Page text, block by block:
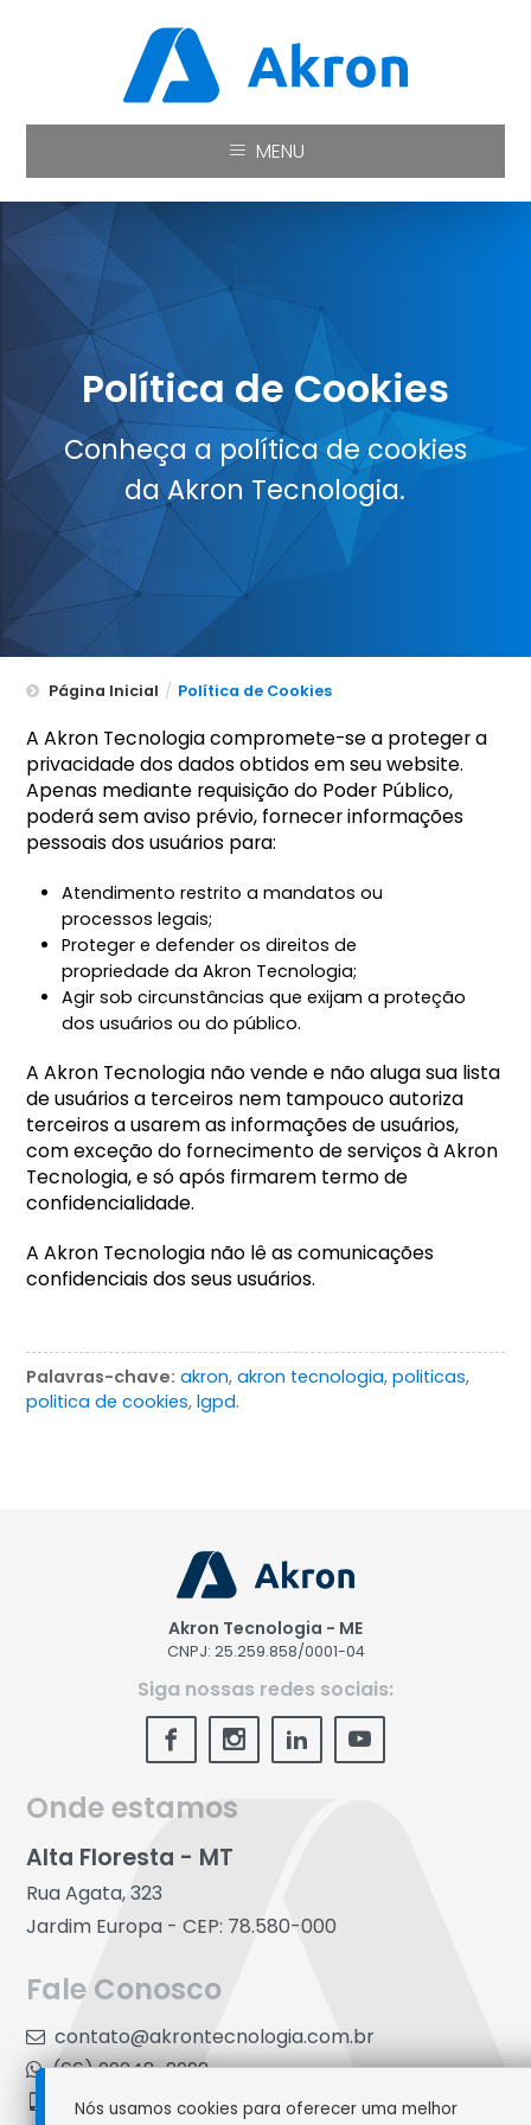
Nós usamos cookies para oferecer uma melhor
MENU
Política de Cookies
Conheça a política de cookies
da Akron Tecnologia.
Página Inicial / Política de Cookies
A Akron Tecnologia compromete-se a proteger a
privacidade dos dados obtidos em seu website.
Apenas mediante requisição do Poder Público,
poderá sem aviso prévio, fornecer informações
pessoais dos usuários para:
Atendimento restrito a mandatos ou
processos legais;
Proteger e defender os direitos de
propriedade da Akron Tecnologia;
Agir sob circunstâncias que exijam a proteção
dos usuários ou do público.
A Akron Tecnologia não vende e não aluga sua lista
de usuários a terceiros nem tampouco autoriza
terceiros a usarem as informações de usuários,
com exceção do fornecimento de serviços à Akron
Tecnologia, e só após firmarem termo de
confidencialidade.
A Akron Tecnologia não lê as comunicações
confidenciais dos seus usuários.
Palavras-chave: akron,akron tecnologia,politicas,
politica de cookies,lgpd.
Akron Tecnologia - ME
CNPJ: 25.259.858/0001-04
Siga nossas redes sociais:
Onde estamos
Alta Floresta - MT
Rua Agata, 323
Jardim Europa - CEP: 78.580-000
Fale Conosco
contato@akrontecnologia.com.br
(66) 99248-2992
(66) 99248-2992